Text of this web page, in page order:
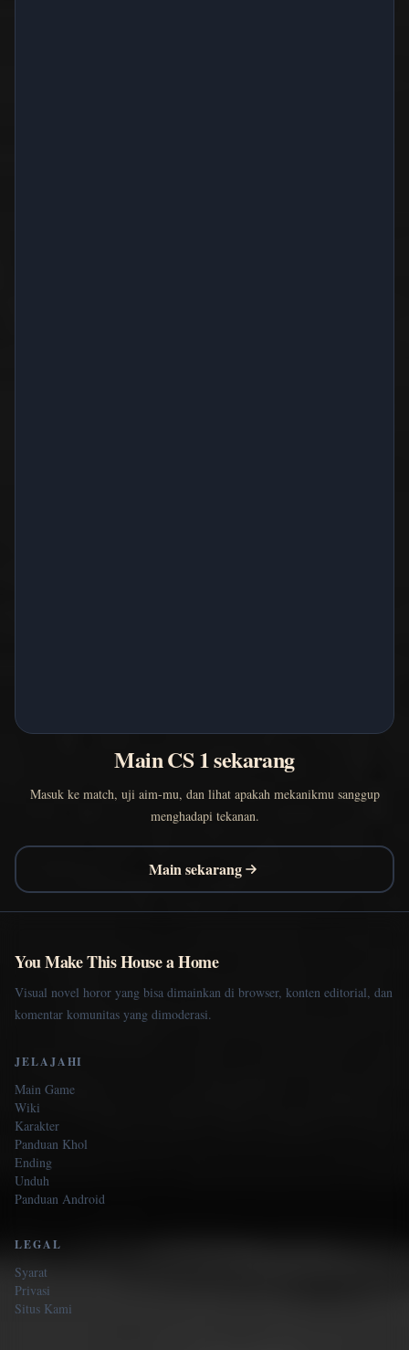
Main CS 1 sekarang
Masuk ke match, uji aim-mu, dan lihat apakah mekanikmu sanggup
menghadapi tekanan.
Main sekarang
You Make This House a Home
Visual novel horor yang bisa dimainkan di browser, konten editorial, dan
komentar komunitas yang dimoderasi.
JELAJAHI
Main Game
Wiki
Karakter
Panduan Khol
Ending
Unduh
Panduan Android
LEGAL
Syarat
Privasi
Situs Kami